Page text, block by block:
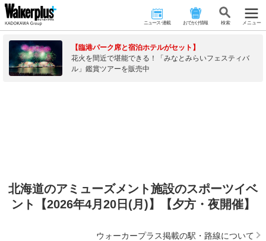
ニュース･連載 おでかけ情報 検 索 メニュー
【臨港パーク席と宿泊ホテルがセット】
花火を間近で堪能できる！「みなとみらいフェスティバ
ル」鑑賞ツアーを販売中
北海道のアミューズメント施設のスポーツイベ
ント【2026年4月20日(月)】【夕方・夜開催】
ウォーカープラス掲載の駅・路線について